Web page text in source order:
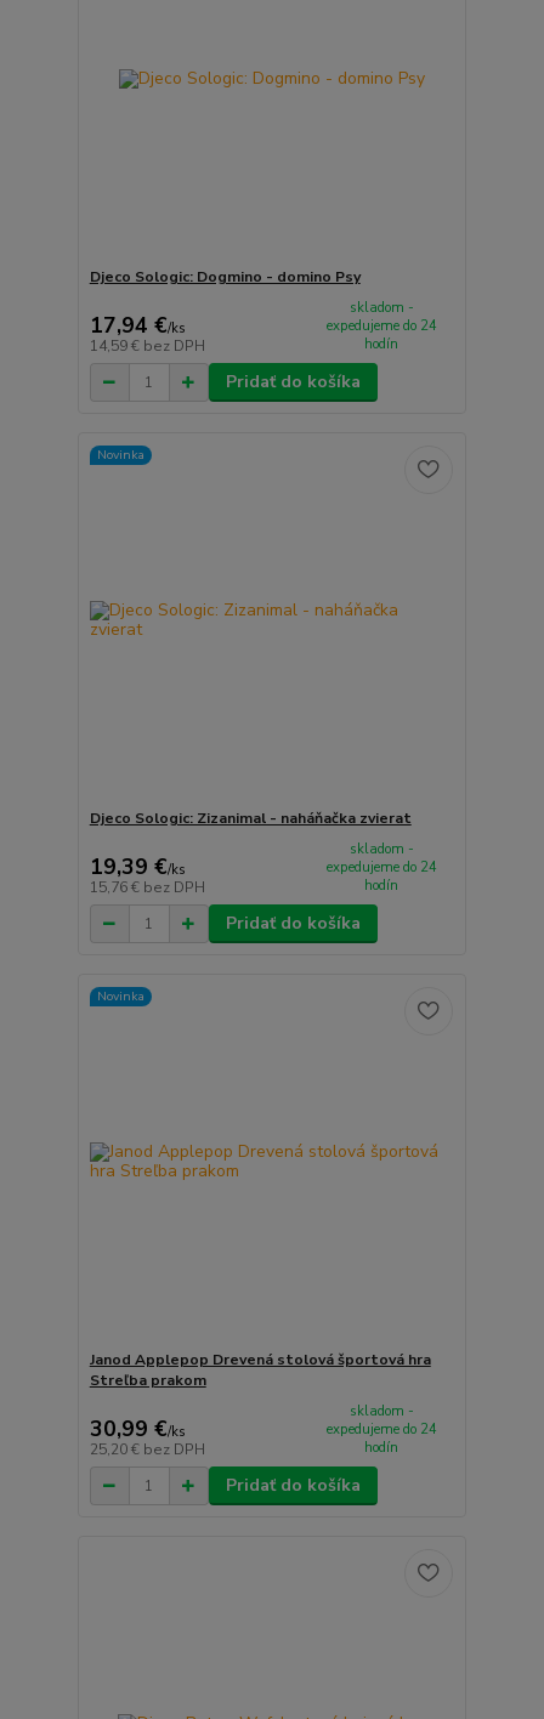
Djeco Sologic: Dogmino - domino Psy
17,94 €/ks
14,59 € bez DPH
skladom -
expedujeme do 24
hodín
Pridať do košíka
Novinka
Djeco Sologic: Zizanimal - naháňačka zvierat
19,39 €/ks
15,76 € bez DPH
skladom -
expedujeme do 24
hodín
Pridať do košíka
Novinka
Janod Applepop Drevená stolová športová hra
Streľba prakom
30,99 €/ks
25,20 € bez DPH
skladom -
expedujeme do 24
hodín
Pridať do košíka